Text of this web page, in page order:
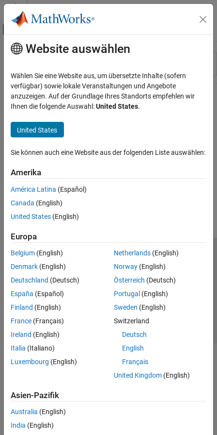
Weiter zum Inhalt
Umschaltung für Off-Canvas-
Ressource
Hauptinhalt
Website auswählen
Wählen Sie eine Website aus, um übersetzte Inhalte (sofern
verfügbar) sowie lokale Veranstaltungen und Angebote
anzuzeigen. Auf der Grundlage Ihres Standorts empfehlen wir
Ihnen die folgende Auswahl:United States.
United States
Sie können auch eine Website aus der folgenden Liste auswählen:
Amerika
América Latina (Español)
Canada (English)
United States (English)
Europa
Belgium (English)
Denmark (English)
Deutschland (Deutsch)
España (Español)
Finland (English)
France (Français)
Ireland (English)
Italia (Italiano)
Luxembourg (English)
Netherlands(English)
Norway(English)
Österreich (Deutsch)
Portugal (English)
Sweden (English)
Switzerland
Deutsch
English
Français
United Kingdom(English)
Asien-Pazifik
Australia (English)
India (English)
Trust Center
Datenschutz-Richtlinien
Datendiebstahl verhindern
Status von Anwendungen
© 1994-2026 The MathWorks, Inc.
Website auswählen
Deutschland